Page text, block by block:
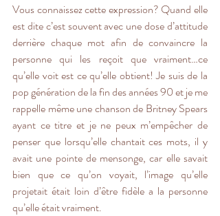
Vous connaissez cette expression? Quand elle
est dite c’est souvent avec une dose d’attitude
derrière chaque mot afin de convaincre la
personne qui les reçoit que vraiment…ce
qu’elle voit est ce qu’elle obtient! Je suis de la
pop génération de la fin des années 90 et je me
rappelle même une chanson de Britney Spears
ayant ce titre et je ne peux m’empêcher de
penser que lorsqu’elle chantait ces mots, il y
avait une pointe de mensonge, car elle savait
bien que ce qu’on voyait, l’image qu’elle
projetait était loin d’être fidèle a la personne
qu’elle était vraiment.